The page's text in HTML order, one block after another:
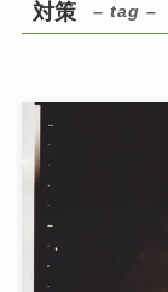
対策 – tag –